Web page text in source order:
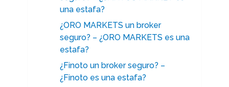
una estafa?
¿ORO MARKETS un broker
seguro? – ¿ORO MARKETS es una
estafa?
¿Finoto un broker seguro? –
¿Finoto es una estafa?